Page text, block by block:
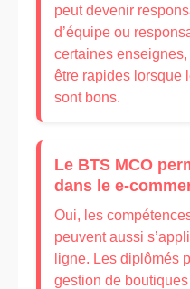
peut devenir
d’équipe ou
certaines
être rapides lorsque
sont bons.
Le BTS MCO
dans le e-
Oui, les
peuvent aussi
ligne. Les diplômés
gestion de